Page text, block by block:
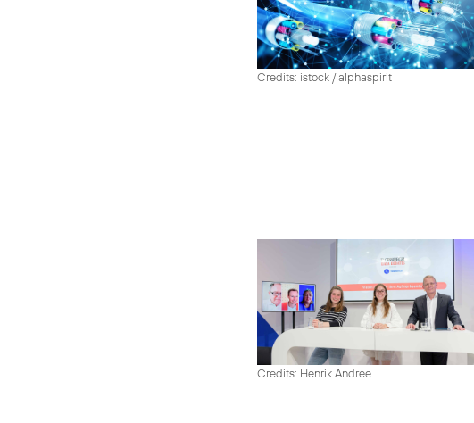
Credits: istock / alphaspirit
Credits: Henrik Andree